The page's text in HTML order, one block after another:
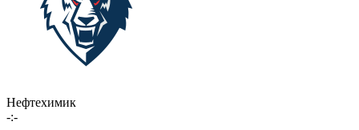
Нефтехимик
-:-